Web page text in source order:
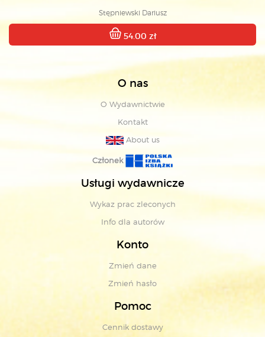
Stępniewski Dariusz
54.00 zł
O nas
O Wydawnictwie
Kontakt
About us
Członek
Usługi wydawnicze
Wykaz prac zleconych
Info dla autorów
Konto
Zmień dane
Zmień hasło
Pomoc
Cennik dostawy